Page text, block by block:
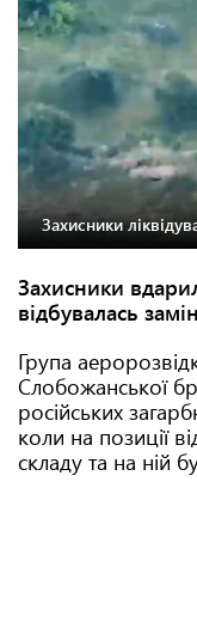
Захисники
Захисники
відбувалась
Група
Слобожанської
російських
коли на позиції
складу та на ній